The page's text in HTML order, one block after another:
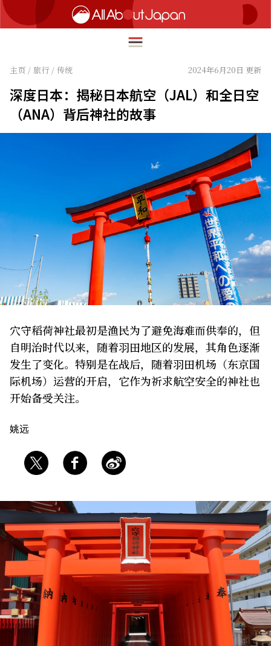
简体中文
繁體中文
ภาษาไทย
한국어
日本語
HOME
生活
关于我们 网站政策
主页 / 旅行 / 传统 2024年6月20日 更新
深度日本：揭秘日本航空（JAL）和全日空
（ANA）背后神社的故事
穴守稻荷神社最初是渔民为了避免海难而供奉的，但
自明治时代以来，随着羽田地区的发展，其角色逐渐
发生了变化。特别是在战后，随着羽田机场（东京国
际机场）运营的开启，它作为祈求航空安全的神社也
开始备受关注。
姚远